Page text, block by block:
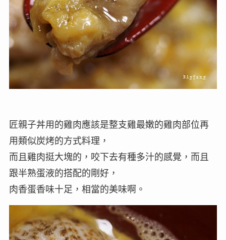
匠親子丼用的雞肉應該是整支雞最嫩的雞肉部位再
用類似炭烤的方式料理，
而且雞肉挺大塊的，咬下去有種多汁的感覺，而且
跟半熟蛋液的搭配的剛好，
肉香蛋香味十足，相當的美味啊。